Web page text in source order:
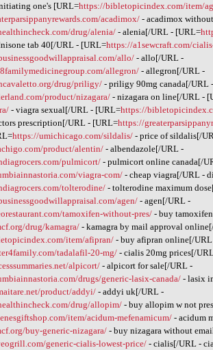
initiating
one's [URL=https://bibletopicindex.com/item/
acadimox/ - acadimox
drug/alenia/- alenia[/URL - [URL=
tab 40[/URL - [URL=https://a1sewcraft.com/
allo/- allo[/URL -
allegron/- allegron[/URL -
drug/priligy/- priligy 90mg canada[/URL -
product/nizagara/- nizagara on line[/URL -
- viagra sexual[/URL - [URL=https://
prescription[/URL - [URL=https://
https://umichicago.com/sildalis/ - price of sildalis[/
product/alentin/ - albendazole[/URL -
pulmicort/- pulmicort online canada[/
viagra-com/ - cheap viagra[/URL -
tolterodine/- tolterodine maximum
agen/ - agen[/URL -
tamoxifen-without-pres/- buy
drug/kamagra/- kamagra by mail approval
item/afipran/ - buy afipran online[/
tadalafil-20-mg/- cialis 20mg prices[/
alpicort/- alpicort for sale[/URL -
drugs/generic-lasix-canada/- lasix
product/addyi/ - addyi uk[/URL -
drug/allopim/ - buy allopim w not
item/acidum-mefenamicum/ - acidum
buy-generic-nizagara/- buy nizagara without
generic-cialis-lowest-price/ - cialis[/URL -